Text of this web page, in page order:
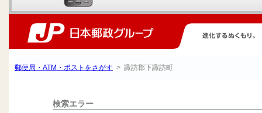
郵便局・ATM・ポストをさがす > 諏訪郡下諏訪町
検索エラー